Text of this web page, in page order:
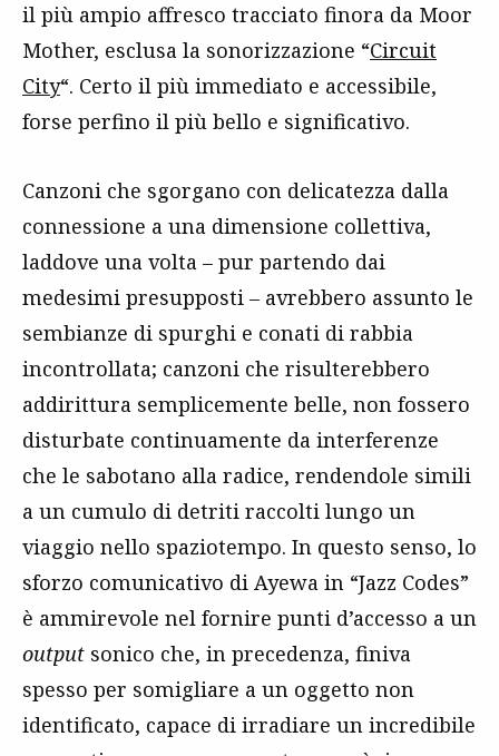
il più ampio affresco tracciato finora da Moor
Mother, esclusa la sonorizzazione “Circuit
City“. Certo il più immediato e accessibile,
forse perfino il più bello e significativo.
Canzoni che sgorgano con delicatezza dalla
connessione a una dimensione collettiva,
laddove una volta – pur partendo dai
medesimi presupposti – avrebbero assunto le
sembianze di spurghi e conati di rabbia
incontrollata; canzoni che risulterebbero
addirittura semplicemente belle, non fossero
disturbate continuamente da interferenze
che le sabotano alla radice, rendendole simili
a un cumulo di detriti raccolti lungo un
viaggio nello spaziotempo. In questo senso, lo
sforzo comunicativo di Ayewa in “Jazz Codes”
è ammirevole nel fornire punti d’accesso a un
output sonico che, in precedenza, finiva
spesso per somigliare a un oggetto non
identificato, capace di irradiare un incredibile